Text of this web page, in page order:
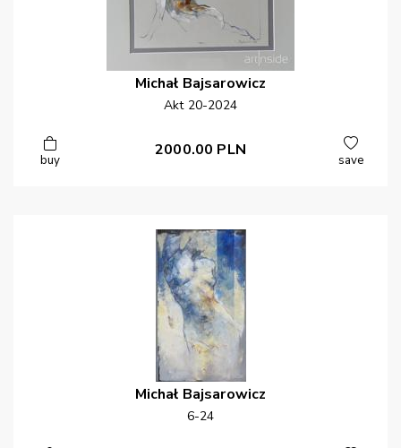
Michał Bajsarowicz
Akt 20-2024
buy
2000.00 PLN
save
Michał Bajsarowicz
6-24